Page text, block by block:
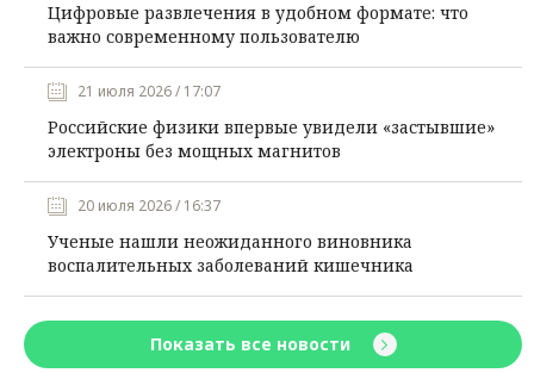
Цифровые развлечения в удобном формате: что
важно современному пользователю
21 июля 2026 / 17:07
Российские физики впервые увидели «застывшие»
электроны без мощных магнитов
20 июля 2026 / 16:37
Ученые нашли неожиданного виновника
воспалительных заболеваний кишечника
Показать все новости